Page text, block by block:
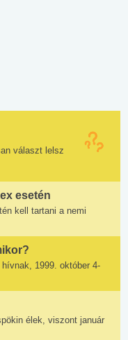
választ lelsz
esetén
kell tartani a nemi
1999. október 4-
élek, viszont január